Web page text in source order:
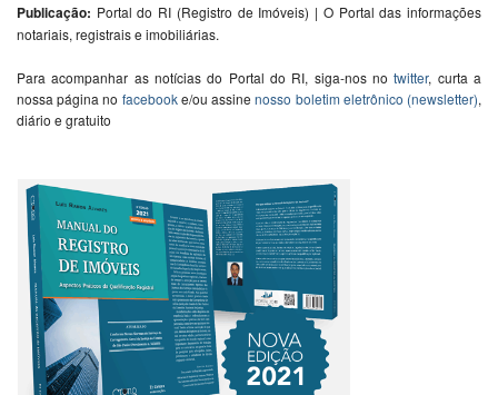
Publicação: Portal do RI (Registro de Imóveis) | O Portal das informações
notariais, registrais e imobiliárias.
Para acompanhar as notícias do Portal do RI, siga-nos notwitter, curta a
nossa página no facebooke/ou assinenosso boletim eletrônico (newsletter),
diário e gratuito